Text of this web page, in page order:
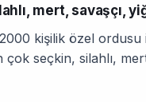
mert, savaşçı,
kişilik özel
seçkin, silah­lı,